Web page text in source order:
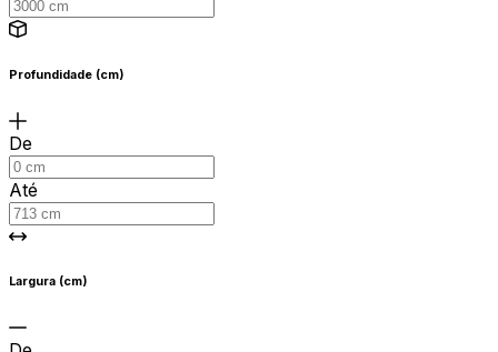
Profundidade (cm)
De
Até
Largura (cm)